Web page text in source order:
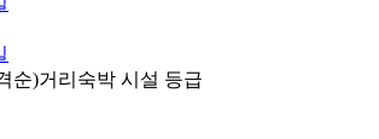
순)거리 숙박 시설 등급